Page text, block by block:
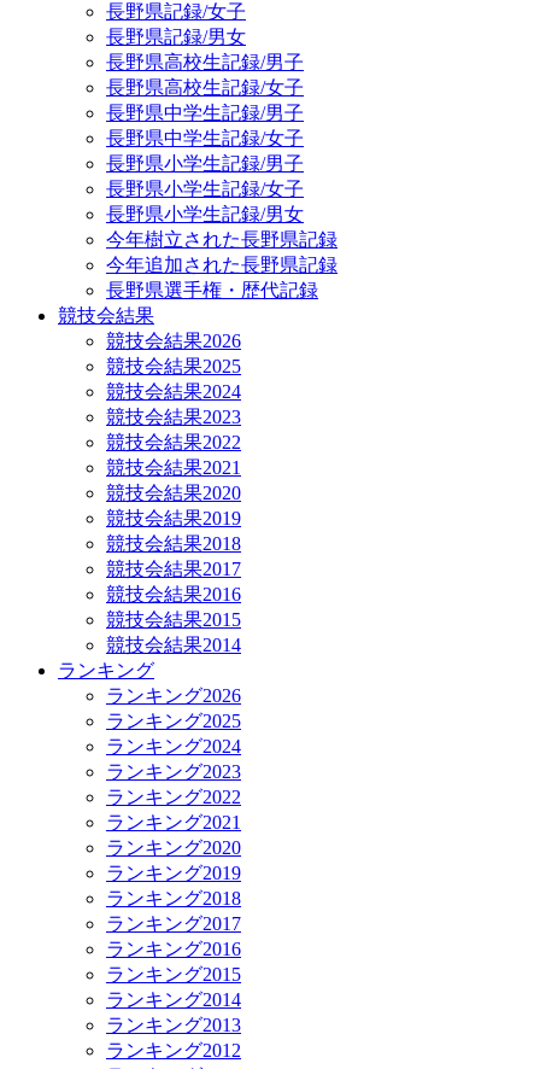
長野県記録/女子
長野県記録/男女
長野県高校生記録/男子
長野県高校生記録/女子
長野県中学生記録/男子
長野県中学生記録/女子
長野県小学生記録/男子
長野県小学生記録/女子
長野県小学生記録/男女
今年樹立された長野県記録
今年追加された長野県記録
長野県選手権・歴代記録
競技会結果
競技会結果2026
競技会結果2025
競技会結果2024
競技会結果2023
競技会結果2022
競技会結果2021
競技会結果2020
競技会結果2019
競技会結果2018
競技会結果2017
競技会結果2016
競技会結果2015
競技会結果2014
ランキング
ランキング2026
ランキング2025
ランキング2024
ランキング2023
ランキング2022
ランキング2021
ランキング2020
ランキング2019
ランキング2018
ランキング2017
ランキング2016
ランキング2015
ランキング2014
ランキング2013
ランキング2012